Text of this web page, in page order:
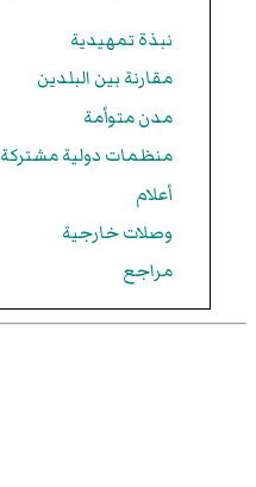
نبذة تمهيدية
مقارنة بين البلدين
مدن متوأمة
منظمات دولية مشتركة
أعلام
وصلات خارجية
مراجع